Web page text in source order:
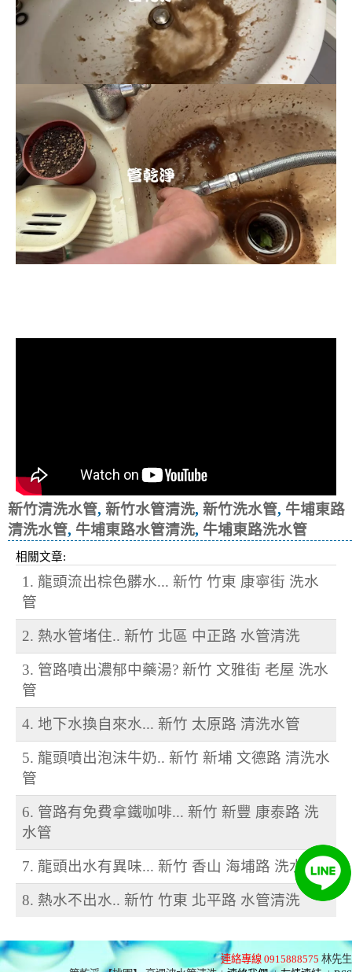
新竹清洗水管, 新竹水管清洗, 新竹洗水管, 牛埔東路
清洗水管, 牛埔東路水管清洗, 牛埔東路洗水管
相關文章:
1. 龍頭流出棕色髒水... 新竹 竹東 康寧街 洗水
管
2. 熱水管堵住.. 新竹 北區 中正路 水管清洗
3. 管路噴出濃郁中藥湯? 新竹 文雅街 老屋 洗水
管
4. 地下水換自來水... 新竹 太原路 清洗水管
5. 龍頭噴出泡沫牛奶.. 新竹 新埔 文德路 清洗水
管
6. 管路有免費拿鐵咖啡... 新竹 新豐 康泰路 洗
水管
7. 龍頭出水有異味... 新竹 香山 海埔路 洗水管
8. 熱水不出水.. 新竹 竹東 北平路 水管清洗
連絡專線 0915888575 林先生